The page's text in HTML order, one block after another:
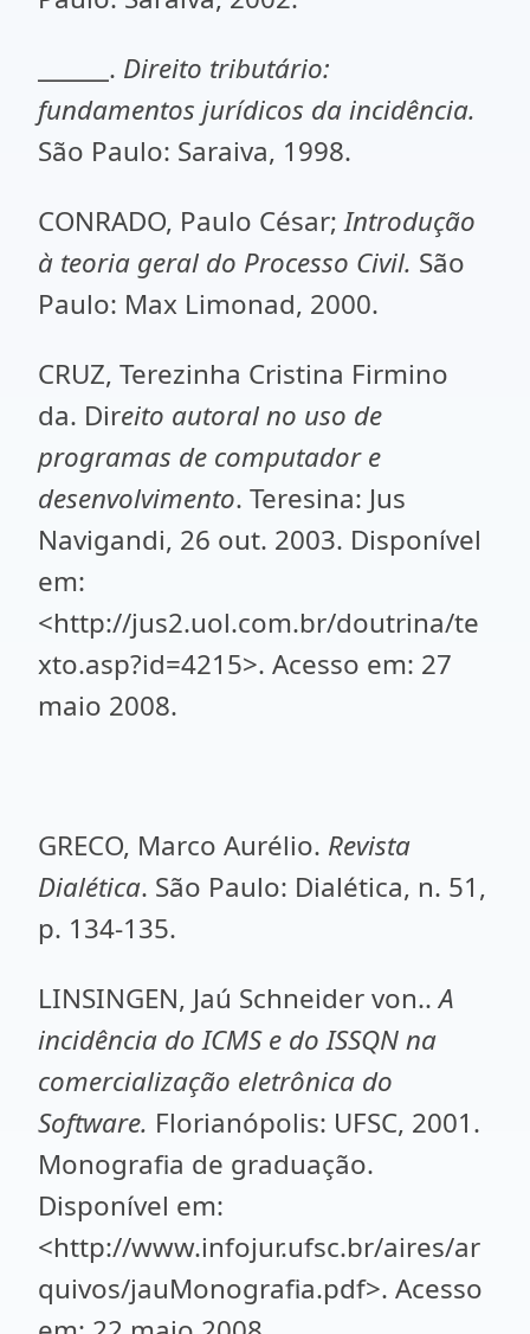
______. Direito tributário:
fundamentos jurídicos da incidência.
São Paulo: Saraiva, 1998.
CONRADO, Paulo César;Introdução
à teoria geral do Processo Civil. São
Paulo: Max Limonad, 2000.
CRUZ, Terezinha Cristina Firmino
da. Direito autoral no uso de
programas de computador e
desenvolvimento. Teresina: Jus
Navigandi, 26 out. 2003. Disponível
em:
<http://jus2.uol.com.br/doutrina/te
xto.asp?id=4215>. Acesso em: 27
maio 2008.
GRECO, Marco Aurélio. Revista
Dialética. São Paulo: Dialética, n. 51,
p. 134-135.
LINSINGEN, Jaú Schneider von..A
incidência do ICMS e do ISSQN na
comercialização eletrônica do
Software. Florianópolis: UFSC, 2001.
Monografia de graduação.
Disponível em:
<http://www.infojur.ufsc.br/aires/ar
quivos/jauMonografia.pdf>. Acesso